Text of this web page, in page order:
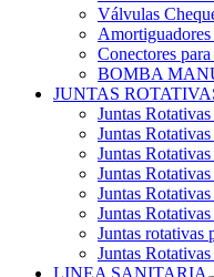
Válvulas
Amortiguadores
Conectores
BOMBA
JUNTAS
Juntas
Juntas
Juntas
Juntas
Juntas
Juntas
Juntas rotativas
Juntas